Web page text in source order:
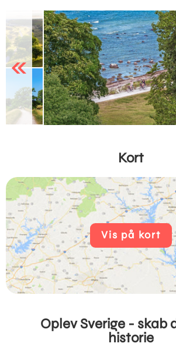
Previous
Kort
Vis på kort
Oplev Sverige - skab
historie